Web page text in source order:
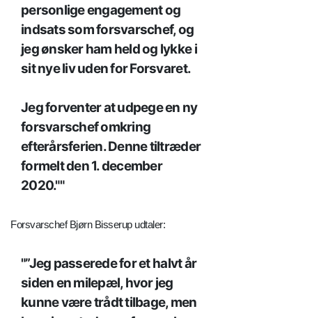
personlige engagement og
indsats som forsvarschef, og
jeg ønsker ham held og lykke i
sit nye liv uden for Forsvaret.
Jeg forventer at udpege en ny
forsvarschef omkring
efterårsferien. Denne tiltræder
formelt den 1. december
2020."
Forsvarschef Bjørn Bisserup udtaler:
”Jeg passerede for et halvt år
siden en milepæl, hvor jeg
kunne være trådt tilbage, men